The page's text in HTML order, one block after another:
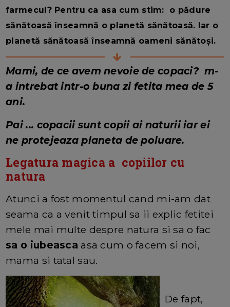
farmecul? Pentru ca asa cum stim: o pădure
sănătoasă înseamnă o planetă sănătoasă. Iar o
planetă sănătoasă înseamnă oameni sănătoși.
Mami, de ce avem nevoie de copaci? m-
a intrebat intr-o buna zi fetita mea de 5
ani.
Pai ... copacii sunt copii ai naturii iar ei
ne protejeaza planeta de poluare.
Legatura magica a copiilor cu
natura
Atunci a fost momentul cand mi-am dat
seama ca a venit timpul sa ii explic fetitei
mele mai multe despre natura si sa o fac
sa o iubeasca asa cum o facem si noi,
mama si tatal sau.
De fapt,